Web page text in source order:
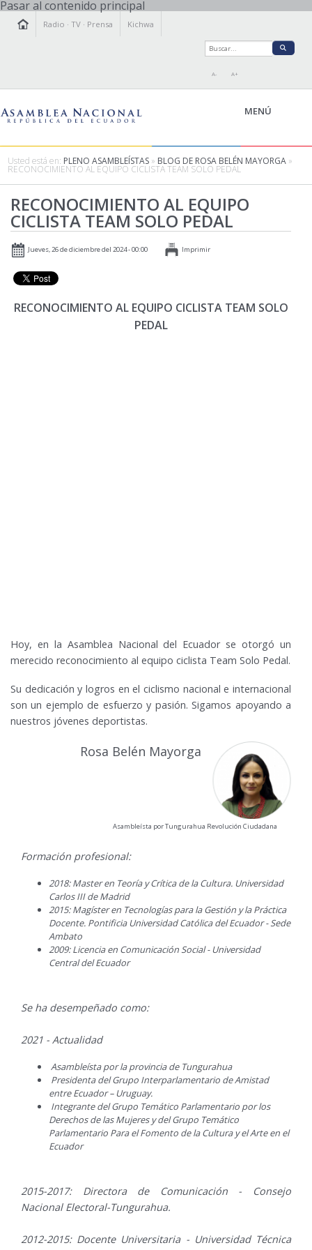
Pasar al contenido principal
Radio ·TV · Prensa Kichwa
A- A+
MENÚ
LEGISLAMOS
FISCALIZAMOS
TRANSPARENCIA
PRENSA
PARTICIPACIÓN
AGENDA
Usted está en: PLENO ASAMBLEÍSTAS » BLOG DE ROSA BELÉN MAYORGA »
RECONOCIMIENTO AL EQUIPO CICLISTA TEAM SOLO PEDAL
RECONOCIMIENTO AL EQUIPO
CICLISTA TEAM SOLO PEDAL
Jueves, 26 de diciembre del 2024 - 00:00 Imprimir
RECONOCIMIENTO AL EQUIPO CICLISTA TEAM SOLO
PEDAL
Hoy, en la Asamblea Nacional del Ecuador se otorgó un
merecido reconocimiento al equipo ciclista Team Solo Pedal.
Su dedicación y logros en el ciclismo nacional e internacional
son un ejemplo de esfuerzo y pasión. Sigamos apoyando a
nuestros jóvenes deportistas.
Rosa Belén Mayorga
Asambleísta por Tungurahua Revolución Ciudadana
Formación profesional:
2018: Master en Teoría y Crítica de la Cultura. Universidad
Carlos III de Madrid
2015: Magíster en Tecnologías para la Gestión y la Práctica
Docente. Pontificia Universidad Católica del Ecuador - Sede
Ambato
2009: Licencia en Comunicación Social - Universidad
Central del Ecuador
Se ha desempeñado como:
2021 - Actualidad
Asambleísta por la provincia de Tungurahua
Presidenta del Grupo Interparlamentario de Amistad
entre Ecuador – Uruguay.
Integrante del Grupo Temático Parlamentario por los
Derechos de las Mujeres y del Grupo Temático
Parlamentario Para el Fomento de la Cultura y el Arte en el
Ecuador
2015-2017: Directora de Comunicación - Consejo
Nacional Electoral-Tungurahua.
2012-2015: Docente Universitaria - Universidad Técnica